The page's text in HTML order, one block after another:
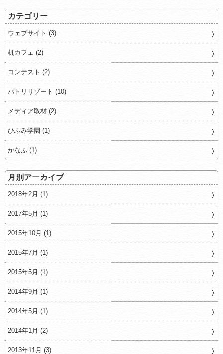
カテゴリー
ウェブサイト (3)
机カフェ (2)
コンテスト (2)
パトリリゾート (10)
メディア取材 (2)
ひふみ学園 (1)
かなふ (1)
月別アーカイブ
2018年2月 (1)
2017年5月 (1)
2015年10月 (1)
2015年7月 (1)
2015年5月 (1)
2014年9月 (1)
2014年5月 (1)
2014年1月 (2)
2013年11月 (3)